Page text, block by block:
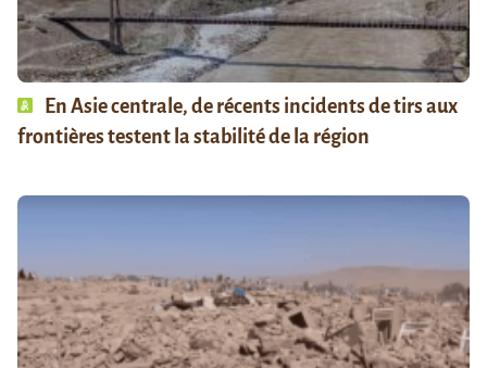
En Asie centrale, de récents incidents de tirs aux
frontières testent la stabilité de la région